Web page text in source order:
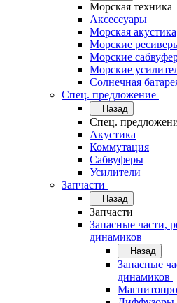
Морская техника
Аксессуары
Морская акустика
Морские
Морские
Морские
Солнечная
Спец. предложение
Назад
Спец.
Акустика
Коммутация
Сабвуферы
Усилители
Запчасти
Назад
Запчасти
Запасные части,
динамиков
Назад
Запасные
динамиков